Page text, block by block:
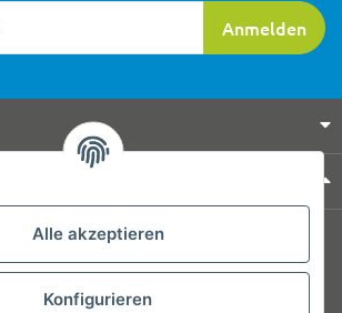
Alle akzeptieren
Konfigurieren
Anmelden